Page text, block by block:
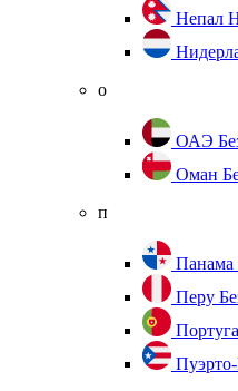
Непал
о
ОАЭ
Оман
п
Панама
Перу